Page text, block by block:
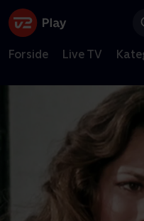
Forside Live TV